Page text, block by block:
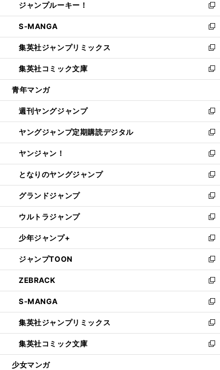
く
で
開
く
ド
ウ
で
開
く
ィ
ン
ド
ウ
で
開
く
い
ウ
ィ
ン
ド
ウ
で
開
ジャンプルーキー！
新
し
い
ウ
ィ
ン
ド
ウ
開
く
S-MANGA
新
し
い
ウ
ィ
ン
ウ
で
開
く
集英社ジャンプリミックス
新
し
い
ウ
ン
ド
ウ
で
開
く
集英社コミック文庫
新
し
ウ
ィ
ン
ド
ウ
で
開
く
青年マンガ
週刊ヤングジャンプ
新
し
い
ウ
ィ
ン
ド
ウ
で
開
く
ヤングジャンプ定期購読デジタル
新
し
い
ウ
ィ
ン
ド
ウ
で
開
く
ヤンジャン！
新
し
い
ウ
ィ
ン
ド
ウ
で
開
く
となりのヤングジャンプ
新
し
い
ウ
ィ
ン
ド
ウ
で
開
く
グランドジャンプ
新
し
い
ウ
ィ
ン
ド
ウ
で
開
く
ウルトラジャンプ
新
し
い
ウ
ィ
ン
ド
ウ
で
開
く
少年ジャンプ+
新
し
い
ウ
ィ
ン
ド
ウ
で
開
く
ジャンプTOON
新
し
い
ウ
ィ
ン
ド
ウ
で
開
ZEBRACK
新
し
い
ウ
ィ
ン
ド
ウ
S-MANGA
新
し
い
ウ
ィ
ン
集英社ジャンプリミックス
新
し
い
ウ
集英社コミック文庫
新
し
少女マンガ